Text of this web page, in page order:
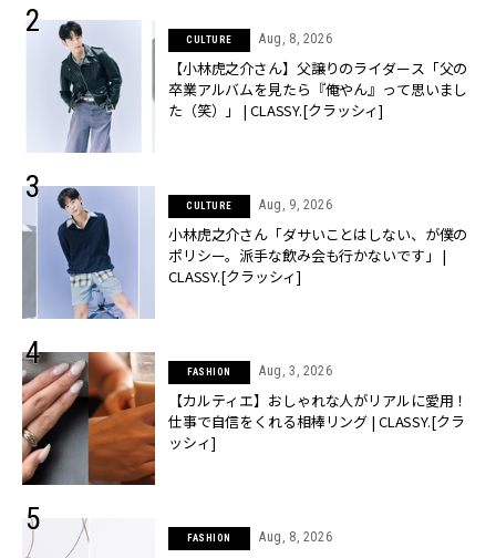
CULTURE Aug, 8, 2026
【小林虎之介さん】父譲りのライダース「父の
卒業アルバムを見たら『俺やん』って思いまし
た（笑）」 | CLASSY.[クラッシィ]
CULTURE Aug, 9, 2026
小林虎之介さん「ダサいことはしない、が僕の
ポリシー。派手な飲み会も行かないです」 |
CLASSY.[クラッシィ]
FASHION Aug, 3, 2026
【カルティエ】おしゃれな人がリアルに愛用！
仕事で自信をくれる相棒リング | CLASSY.[クラ
ッシィ]
FASHION Aug, 8, 2026